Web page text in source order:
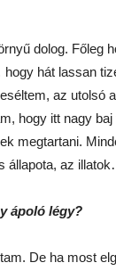
dolog. Főleg
hát lassan
az
hogy itt nagy
megtartani.
állapota, az
ápoló légy?
De ha most